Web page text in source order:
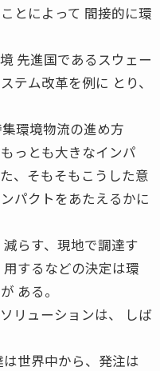
とによって 間接的に環
先進国であるスウェー
テム改革を例に とり、
環境物流の進め方
っとも大きなインパ
、そもそもこうした意
パクトをあたえるかに
らす、現地で調達す
するなどの決定は環
ある。
リューションは、 しば
世界中から、発注は